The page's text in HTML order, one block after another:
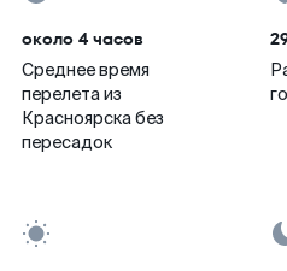
около 4 часов
Среднее время
перелета из
Красноярска без
пересадок